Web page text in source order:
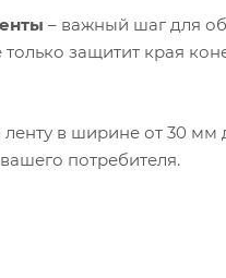
– важный шаг для
защитит края
в ширине от 30 мм
потребителя.